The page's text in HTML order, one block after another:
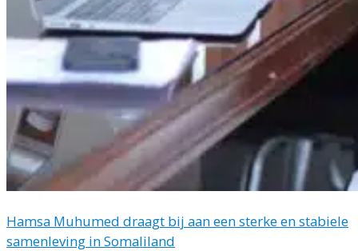
Hamsa Muhumed draagt bij aan een sterke en stabiele
samenleving in Somaliland